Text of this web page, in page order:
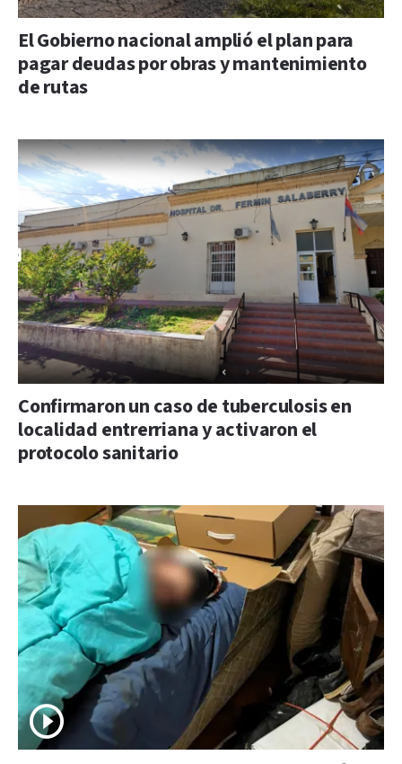
El Gobierno nacional amplió el plan para
pagar deudas por obras y mantenimiento
de rutas
Confirmaron un caso de tuberculosis en
localidad entrerriana y activaron el
protocolo sanitario